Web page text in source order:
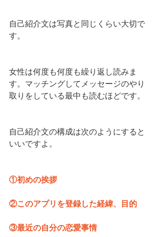
自己紹介文は写真と同じくらい大切で
す。
女性は何度も何度も繰り返し読みま
す。マッチングしてメッセージのやり
取りをしている最中も読むほどです。
自己紹介文の構成は次のようにすると
いいですよ。
①初めの挨拶
②このアプリを登録した経緯、目的
③最近の自分の恋愛事情